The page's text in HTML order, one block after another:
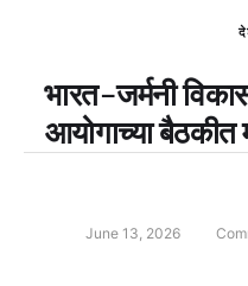
भारत-जर्मनी
आयोगाच्या बैठकीत
June 13, 2026